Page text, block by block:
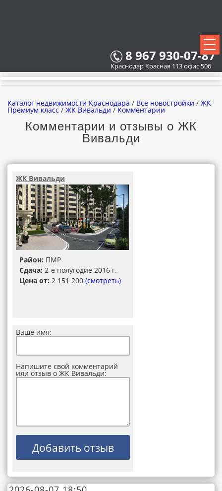
8 967 930-07-87
Краснодар Красная 113 офис 506
ВСЕ НОВОСТРОЙКИ
КАРТА НОВОСТРОЕК
ВСЕ КОТТЕДЖНЫЕ ПОСЕЛКИ
Каталог недвижимости Краснодара / Все новостройки / ЖК
Премиум класс / ЖК Вивальди /Комментарии
Комментарии и отзывы о ЖК
Вивальди
ЖК Вивальди
Район: ПМР
Сдача: 2-е полугодие 2016 г.
Цена от: 2 151 200 (смотреть)
Ваше имя:
Напишите свой комментарий
или отзыв о ЖК Вивальди: